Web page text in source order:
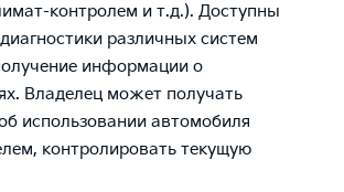
контролем и т.д.). Доступны
различных систем
информации о
Владелец может получать
использовании автомобиля
контролировать текущую